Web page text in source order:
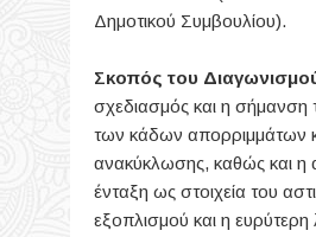
Δημοτικού Συμβουλίου).
Σκοπός του
σχεδιασμός και η
των κάδων απορριμμάτων
ανακύκλωσης, καθώς και η
ένταξη ως στοιχεία του
εξοπλισμού και η ευρύτερη